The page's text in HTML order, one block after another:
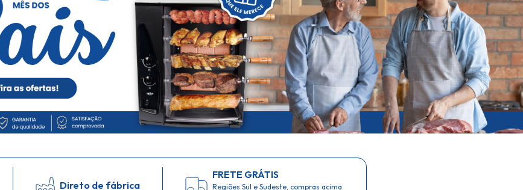
Direto de fábrica
FRETE GRÁTIS
Regiões Sul e Sudeste, compras acima